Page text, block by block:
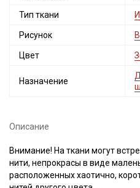
Тип ткани
Рисунок
Цвет
Назначение
Описание
Внимание! На ткани могут
нити, непрокрасы в виде
расположенных хаотично,